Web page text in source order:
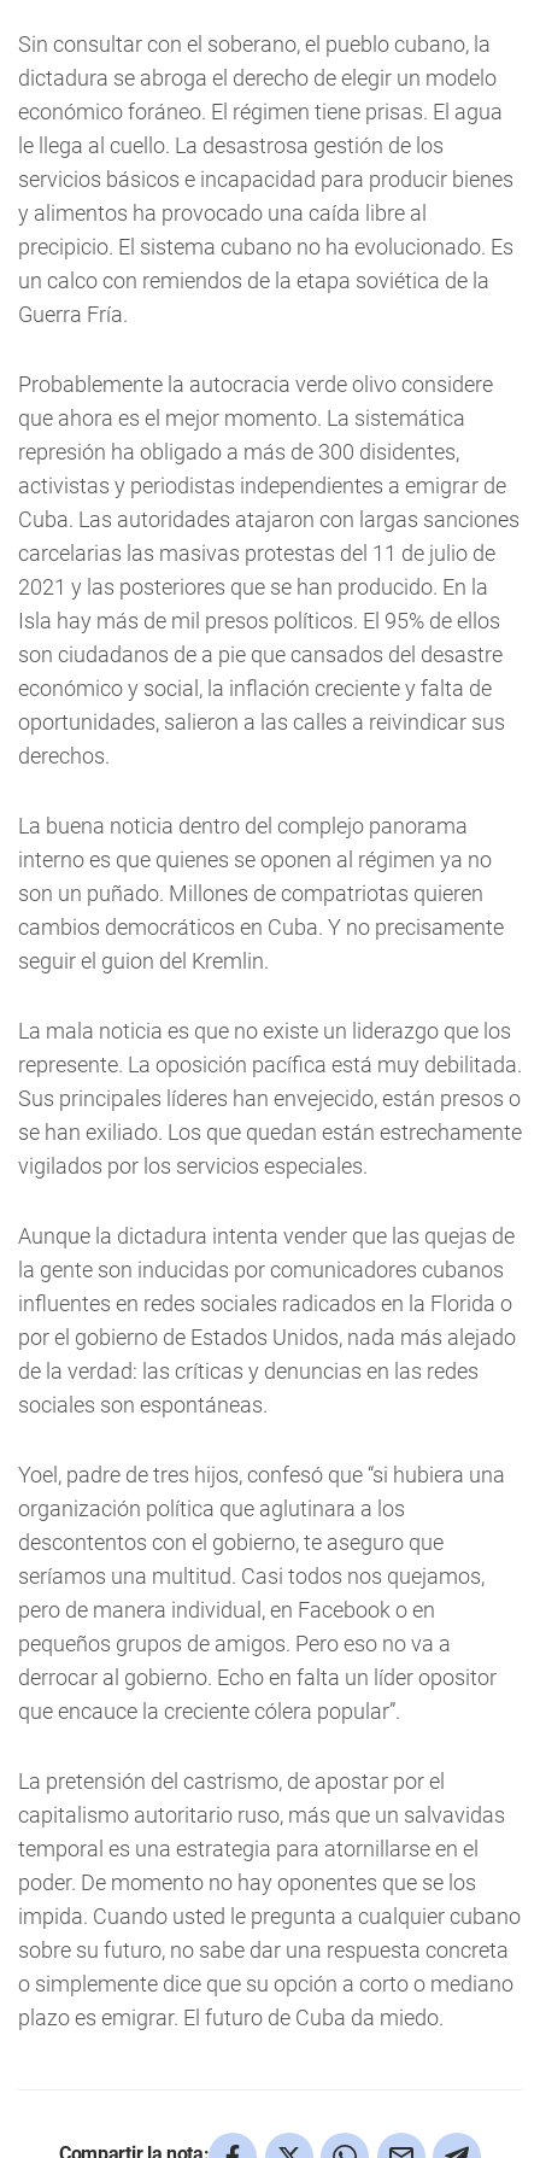
Sin consultar con el soberano, el pueblo cubano, la
dictadura se abroga el derecho de elegir un modelo
económico foráneo. El régimen tiene prisas. El agua
le llega al cuello. La desastrosa gestión de los
servicios básicos e incapacidad para producir bienes
y alimentos ha provocado una caída libre al
precipicio. El sistema cubano no ha evolucionado. Es
un calco con remiendos de la etapa soviética de la
Guerra Fría.
Probablemente la autocracia verde olivo considere
que ahora es el mejor momento. La sistemática
represión ha obligado a más de 300 disidentes,
activistas y periodistas independientes a emigrar de
Cuba. Las autoridades atajaron con largas sanciones
carcelarias las masivas protestas del 11 de julio de
2021 y las posteriores que se han producido. En la
Isla hay más de mil presos políticos. El 95% de ellos
son ciudadanos de a pie que cansados del desastre
económico y social, la inflación creciente y falta de
oportunidades, salieron a las calles a reivindicar sus
derechos.
La buena noticia dentro del complejo panorama
interno es que quienes se oponen al régimen ya no
son un puñado. Millones de compatriotas quieren
cambios democráticos en Cuba. Y no precisamente
seguir el guion del Kremlin.
La mala noticia es que no existe un liderazgo que los
represente. La oposición pacífica está muy debilitada.
Sus principales líderes han envejecido, están presos o
se han exiliado. Los que quedan están estrechamente
vigilados por los servicios especiales.
Aunque la dictadura intenta vender que las quejas de
la gente son inducidas por comunicadores cubanos
influentes en redes sociales radicados en la Florida o
por el gobierno de Estados Unidos, nada más alejado
de la verdad: las críticas y denuncias en las redes
sociales son espontáneas.
Yoel, padre de tres hijos, confesó que “si hubiera una
organización política que aglutinara a los
descontentos con el gobierno, te aseguro que
seríamos una multitud. Casi todos nos quejamos,
pero de manera individual, en Facebook o en
pequeños grupos de amigos. Pero eso no va a
derrocar al gobierno. Echo en falta un líder opositor
que encauce la creciente cólera popular”.
La pretensión del castrismo, de apostar por el
capitalismo autoritario ruso, más que un salvavidas
temporal es una estrategia para atornillarse en el
poder. De momento no hay oponentes que se los
impida. Cuando usted le pregunta a cualquier cubano
sobre su futuro, no sabe dar una respuesta concreta
o simplemente dice que su opción a corto o mediano
plazo es emigrar. El futuro de Cuba da miedo.
Compartir la nota: